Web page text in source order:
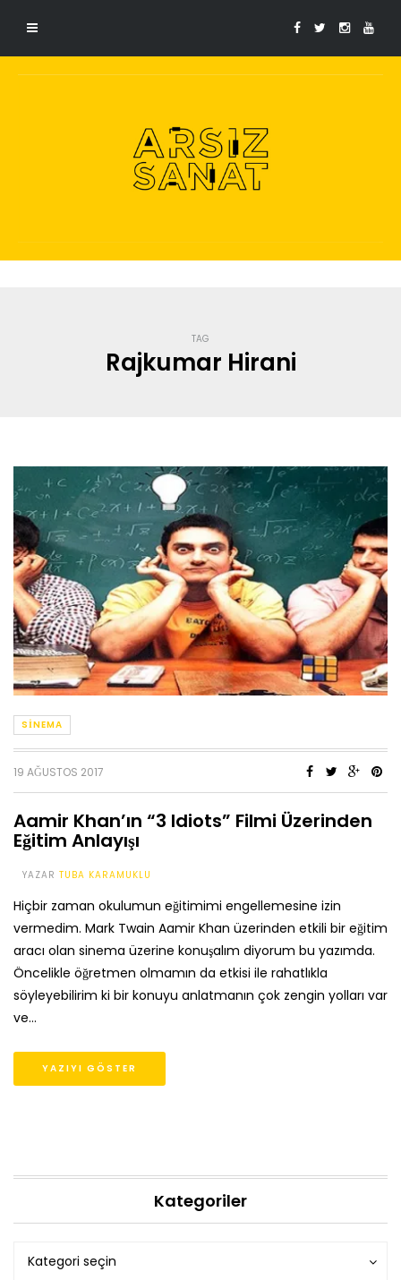
TAG
Rajkumar Hirani
SINEMA
19 AĞUSTOS 2017
Aamir Khan’ın “3 Idiots” Filmi Üzerinden
Eğitim Anlayışı
YAZAR TUBA KARAMUKLU
Hiçbir zaman okulumun eğitimimi engellemesine izin
vermedim. Mark Twain Aamir Khan üzerinden etkili bir eğitim
aracı olan sinema üzerine konuşalım diyorum bu yazımda.
Öncelikle öğretmen olmamın da etkisi ile rahatlıkla
söyleyebilirim ki bir konuyu anlatmanın çok zengin yolları var
ve…
YAZIYI GÖSTER
Kategoriler
Kategoriler
Kategori seçin
Kategoriler